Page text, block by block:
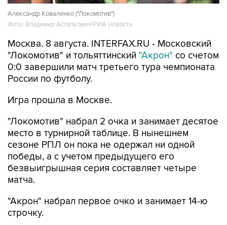
Александр Коваленко ("Локомотив")
Фото: Владимир Астапкович/РИА Новости
Москва. 8 августа. INTERFAX.RU - Московский
"Локомотив" и тольяттинский "Акрон" со счетом
0:0 завершили матч третьего тура чемпионата
России по футболу.
Игра прошла в Москве.
"Локомотив" набрал 2 очка и занимает десятое
место в турнирной таблице. В нынешнем
сезоне РПЛ он пока не одержал ни одной
победы, а с учетом предыдущего его
безвыигрышная серия составляет четыре
матча.
"Акрон" набрал первое очко и занимает 14-ю
строчку.